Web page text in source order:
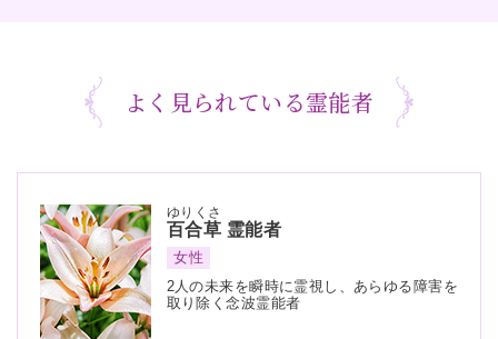
よく見られている霊能者
百合草
ゆりくさ
霊能者
女性
2人の未来を瞬時に霊視し、あらゆる障害を
取り除く念波霊能者